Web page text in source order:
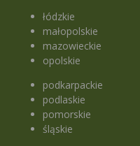
łódzkie
małopolskie
mazowieckie
opolskie
podkarpackie
podlaskie
pomorskie
śląskie